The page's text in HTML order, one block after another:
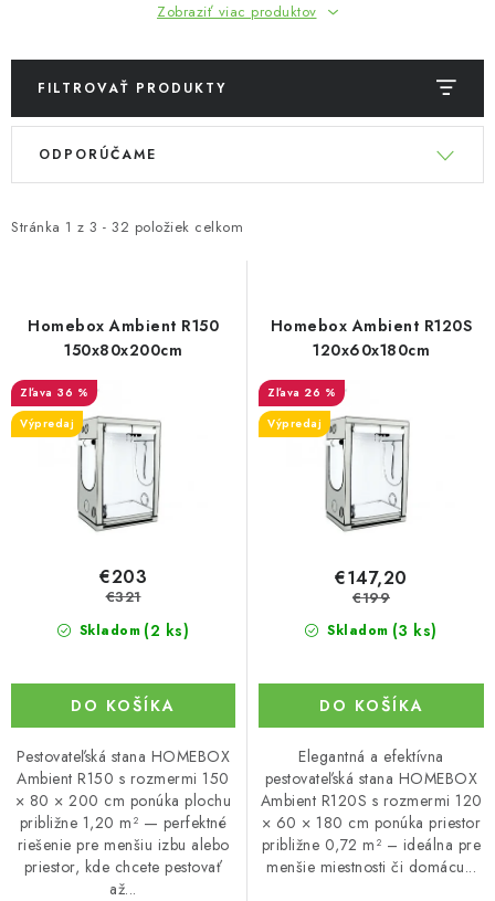
Zobraziť viac produktov
FILTROVAŤ PRODUKTY
V
i
d
u
k
Stránka 1 z 3 - 32 položiek celkom
R
e
r
o
d
ODPORÚČAME
Homebox Ambient R150
150x80x200cm
36 %
Výpredaj
Skladom (2 ks)
€203
€321
DO KOŠÍKA
Pestovateľská stana HOMEBOX
Ambient R150 s rozmermi 150
× 80 × 200 cm ponúka plochu
približne 1,20 m² — perfektné
riešenie pre menšiu izbu alebo
priestor, kde chcete pestovať
až...
Homebox Ambient R120S
120x60x180cm
26 %
Výpredaj
Skladom (3 ks)
€147,20
€199
DO KOŠÍKA
Elegantná a efektívna
pestovateľská stana HOMEBOX
Ambient R120S s rozmermi 120
× 60 × 180 cm ponúka priestor
približne 0,72 m² – ideálna pre
menšie miestnosti či domácu...